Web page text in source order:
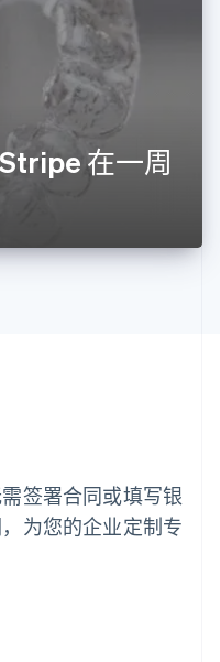
在一周
签署合同或填写银
为您的企业定制专